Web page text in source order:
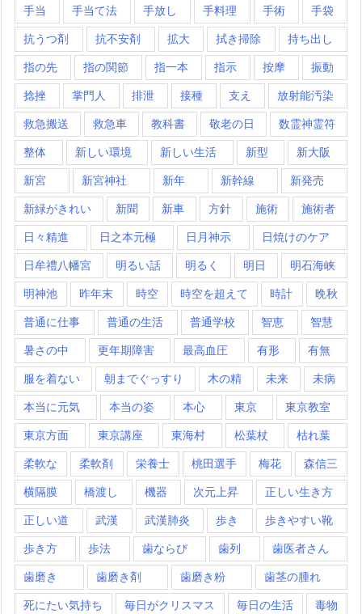
手当 手当て法 手放し 手料理 手術 手袋
抗うつ剤 抗不安剤 拡大 拭き掃除 持ち出し
指の先 指の関節 指一本 指示 按摩 振動
捻挫 掌門人 排泄 接種 支え 放射能汚染
救急搬送 救急車 教科書 敬老の日 数霊神霊符
整体 新しい環境 新しい生活 新型 新大阪
新宮 新宮神社 新年 新幹線 新発売
新緑がきれい 新聞 新車 方針 施術 施術者
日々精進 日之本元極 日月神示 日焼けのケア
日牟禮八幡宮 明るい話 明るく 明日 明石海峡
明神池 昨年末 時空 時空を超えて 時計 晩秋
普通に仕事 普通の生活 普通学校 智恵 智慧
暑さの中 更年期障害 最高血圧 有形 有無
服を着ない 朝までぐっすり 木の精 未来 未病
本当に元気 本当の姿 本心 東京 東京教室
東京方面 東京講座 東海村 松葉杖 枯れ葉
柔軟な 柔軟剤 栄養士 桃田選手 梅花 森信三
横隔膜 橋渡し 機器 次元上昇 正しい生き方
正しい道 武漢 武漢肺炎 歩き 歩きやすい靴
歩き方 歩法 歯ならび 歯列 歯医者さん
歯磨き 歯磨き剤 歯磨き粉 歯茎の腫れ
死にたい気持ち 毎日がクリスマス 毎日の生活 毒物